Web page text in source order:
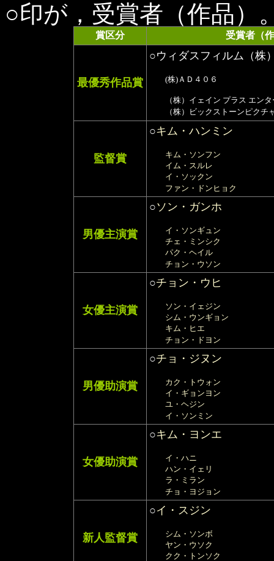
○印が，受賞者（作品）
賞区分 受賞者（
最優秀作品賞
○ウィダスフィルム（株
(株)ＡＤ４０６
（株）イェイン プラス エンタ
（株）ビックストーンピクチ
監督賞
○キム・ハンミン
キム・ソンフン
イム・スルレ
イ・ソックン
ファン・ドンヒョク
男優主演賞
○ソン・ガンホ
イ・ソンギュン
チェ・ミンシク
パク・ヘイル
チョン・ウソン
女優主演賞
○チョン・ウヒ
ソン・イェジン
シム・ウンギョン
キム・ヒエ
チョン・ドヨン
男優助演賞
○チョ・ジヌン
カク・トウォン
イ・ギョンヨン
ユ・ヘジン
イ・ソンミン
女優助演賞
○キム・ヨンエ
イ・ハニ
ハン・イェリ
ラ・ミラン
チョ・ヨジョン
新人監督賞
○イ・スジン
シム・ソンボ
ヤン・ウソク
クク・トンソク